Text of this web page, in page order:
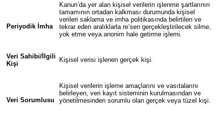
Periyodik İmha
Kanun’da yer alan kişisel verilerin işlenme şartlarının
tamamının ortadan kalkması durumunda kişisel
verileri saklama ve imha politikasında belirtilen ve
tekrar eden aralıklarla re’sen gerçekleştirilecek silme,
yok etme veya anonim hale getirme işlemi.
Veri Sahibi/İlgili
Kişi
Kişisel verisi işlenen gerçek kişi.
Veri Sorumlusu
Kişisel verilerin işleme amaçlarını ve vasıtalarını
belirleyen, veri kayıt sisteminin kurulmasından ve
yönetilmesinden sorumlu olan gerçek veya tüzel kişi.